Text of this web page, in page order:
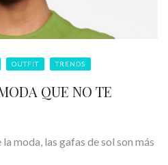
OUTFIT TRENDS
QUE NO TE
moda, las gafas de sol son más